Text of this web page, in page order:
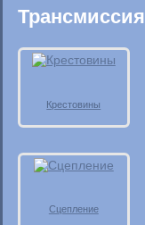
Трансмиссия
Крестовины
Сцепление